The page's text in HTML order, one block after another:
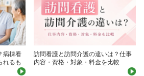
病棟看
れるも
訪問看護と訪問介護の違いは？仕事
内容・資格・対象・料金を比較